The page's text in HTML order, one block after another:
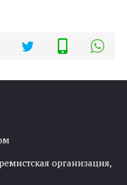
организация,